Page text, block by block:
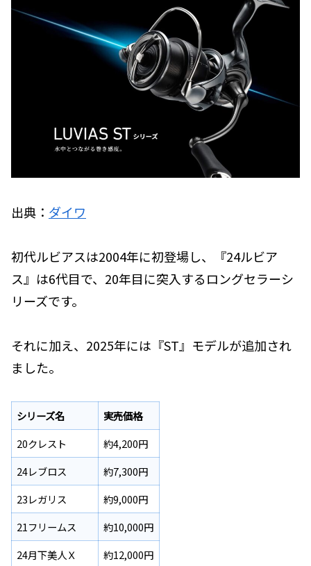
出典： ダイワ
初代ルビアスは2004年に初登場し、『24ルビア
ス』は6代目で、20年目に突入するロングセラーシ
リーズです。
それに加え、2025年には『ST』モデルが追加され
ました。
シリーズ名
実売価格
20クレスト
約4,200円
24レブロス
約7,300円
23レガリス
約9,000円
21フリームス
約10,000円
24月下美人Ｘ
約12,000円